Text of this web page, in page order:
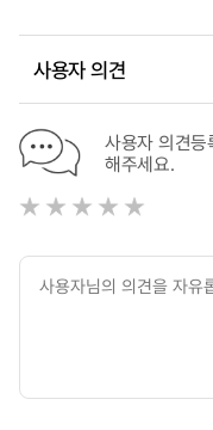
technology
friendly technology
Festival as a Night-
사용자 의견
사용자 의견
해주세요.